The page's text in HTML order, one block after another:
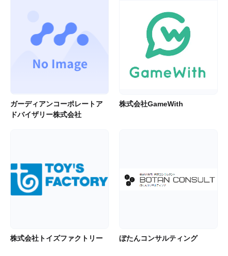
ガーディアンコーポレートア
ドバイザリー株式会社
株式会社GameWith
株式会社トイズファクトリー ぼたんコンサルティング